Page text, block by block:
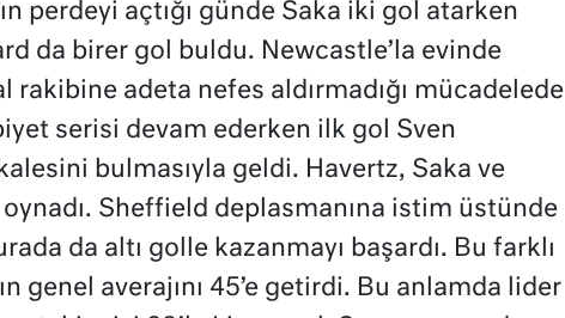
perdeyi açtığı günde Saka iki gol atarken
da birer gol buldu. Newcastle’la evinde
rakibine adeta nefes aldırmadığı mücadelede
serisi devam ederken ilk gol Sven
bulmasıyla geldi. Havertz, Saka ve
Sheffield deplasmanına istim üstünde
da altı golle kazanmayı başardı. Bu farklı
genel averajını 45’e getirdi. Bu anlamda lider